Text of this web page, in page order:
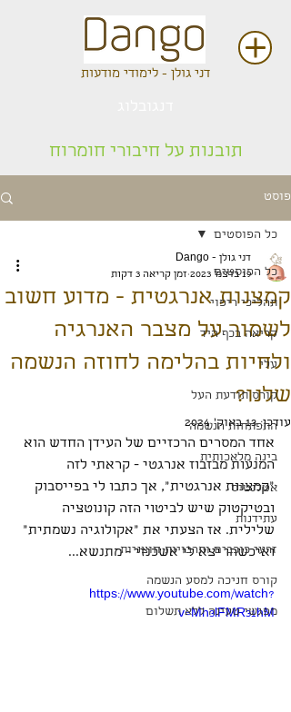
דני גולן - לימודי מודעות
תובנות על חיבורי חומרוח
פוסט
כל הפוסטים
תהליכי ריפוי
קריאה בכף היד
עלי
קורס תודעת העל
התפתחות הנשמה
בינה מלאכותית
אטלנטיס
עתידנות
זרעי כוכבים ותרבויות חוצניות
קורס חניכה למסע הנשמה
מפגשי טעינה ללא תשלום
כל הפוסטים
קמצנות אנרגטית - מדוע חשוב
לשמור על מצבר האנרגיה
ולחיות בהלימה לחוזה הנשמה
שלנו?
דני גולן - Dango
19 בדצמ׳ 2023
זמן קריאה 3 דקות
עודכן:13 באוק׳ 2024
אחד המסרים הרכזיים של העידן החדש הוא
המנעות מבזבוז אנרגטי - קראתי לזה
"קמצנות אנרגטית", אך כתבו לי בפייסבוק
ובטיקטוק שיש לביטוי הזה קונוטציה
שלילית. אז הצעתי את "אקולוגיה נשמתית"
ואיכשהו יצא לי אשכנזי - מתנשא...
https://www.youtube.com/watch?
v=Mh3lFMR31hM